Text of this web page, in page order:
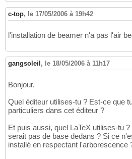
c-top, le 17/05/2006 à 19h42
l'installation de beamer n'a pas l'air
gangsoleil , le 18/05/2006 à 11h17
Bonjour,
Quel éditeur utilises-tu ? Est-ce que
particuliers dans cet éditeur ?
Et puis aussi, quel LaTeX utilises-tu
serait pas de base dedans ? Si ce
installé en respectant l'arborescence